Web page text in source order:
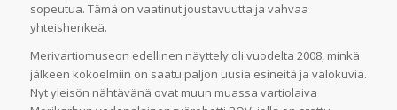
sopeutua. Tämä on vaatinut joustavuutta ja vahvaa
yhteishenkeä.
Merivartiomuseon edellinen näyttely oli vuodelta 2008, minkä
jälkeen kokoelmiin on saatu paljon uusia esineitä ja valokuvia.
Nyt yleisön nähtävänä ovat muun muassa vartiolaiva